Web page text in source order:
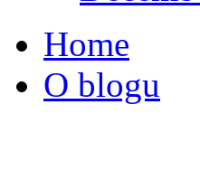
Home
O blogu